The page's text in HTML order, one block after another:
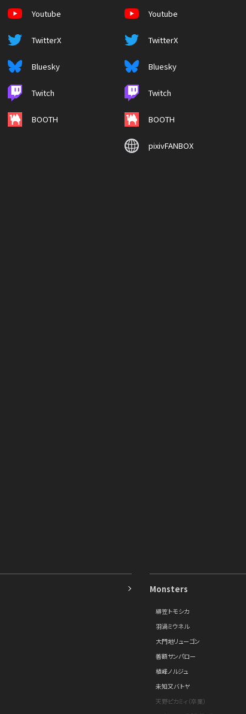
Youtube
TwitterX
Bluesky
Twitch
BOOTH
Youtube
TwitterX
Bluesky
Twitch
BOOTH
pixivFANBOX
Monsters
緋笠トモシカ
羽渦ミウネル
大門地リューゴン
善額サンパロー
植峰ノルジュ
未知又バトヤ
天野ピカミィ（卒業）